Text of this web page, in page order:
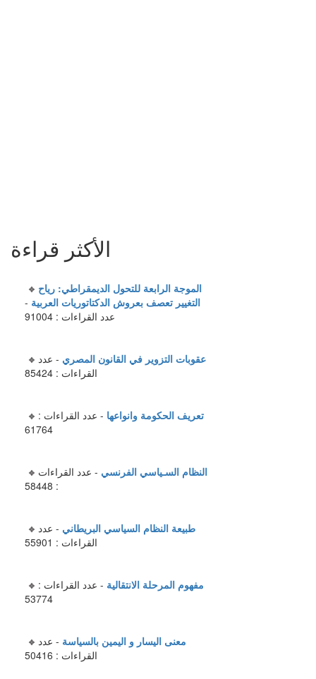
الأكثر قراءة
الموجة الرابعة للتحول الديمقراطي: رياح
التغيير تعصف بعروش الدكتاتوريات العربية -
عدد القراءات : 91004
عقوبات التزوير في القانون المصري - عدد
القراءات : 85424
تعريف الحكومة وانواعها - عدد القراءات :
61764
النظام السـياسي الفرنسي - عدد القراءات
: 58448
طبيعة النظام السياسي البريطاني - عدد
القراءات : 55901
مفهوم المرحلة الانتقالية - عدد القراءات :
53774
معنى اليسار و اليمين بالسياسة - عدد
القراءات : 50416